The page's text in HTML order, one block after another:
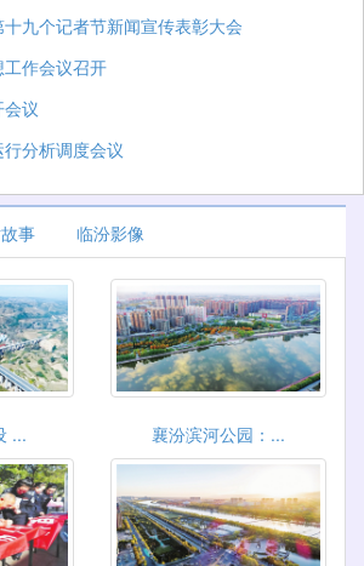
九个记者节新闻宣传表彰大会
作会议召开
议
分析调度会议
事 临汾影像
... 襄汾滨河公园：...